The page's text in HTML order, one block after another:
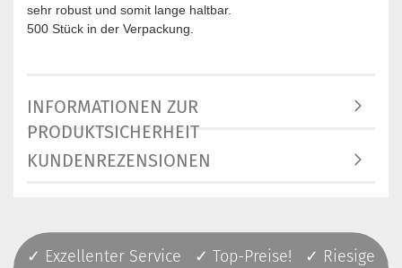
sehr robust und somit lange haltbar.
500 Stück in der Verpackung.
INFORMATIONEN ZUR
PRODUKTSICHERHEIT
KUNDENREZENSIONEN
✓ Exzellenter Service ✓ Top-Preise! ✓ Riesige